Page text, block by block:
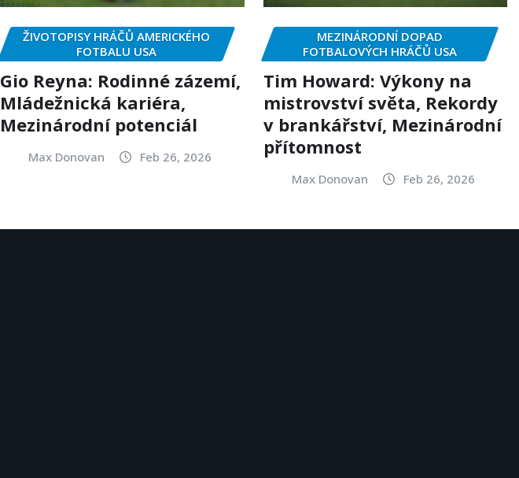
ŽIVOTOPISY HRÁČŮ AMERICKÉHO
FOTBALU USA
Gio Reyna: Rodinné zázemí,
Mládežnická kariéra,
Mezinárodní potenciál
Max Donovan Feb 26, 2026
MEZINÁRODNÍ DOPAD
FOTBALOVÝCH HRÁČŮ USA
Tim Howard: Výkony na
mistrovství světa, Rekordy
v brankářství, Mezinárodní
přítomnost
Max Donovan Feb 26, 2026